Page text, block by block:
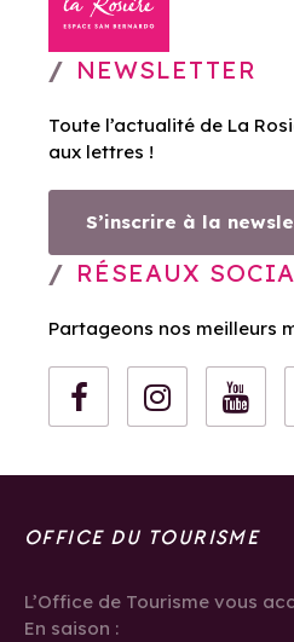
NEWSLETTER
Toute l’actualité de La
aux lettres !
S’inscrire à la
RÉSEAUX
Partageons nos meilleurs
OFFICE DU TOURISME
L’Office de Tourisme vous
En saison :